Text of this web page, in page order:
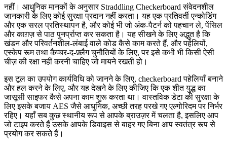
नहीं। आधुनिक मानकों के अनुसार Straddling Checkerboard संवेदनशील
जानकारी के लिए कोई सुरक्षा प्रदान नहीं करता। यह एक प्रतिवर्ती एन्कोडिंग
और एक सरल प्रतिस्थापन है, और कोई भी जो अंक-पैटर्न को पहचान ले, पेंसिल
और काग़ज़ से पाठ पुनर्प्राप्त कर सकता है। यह सीखने के लिए अद्भुत है कि
खंडन और परिवर्तनशील-लंबाई वाले कोड कैसे काम करते हैं, और पहेलियों,
एस्केप रूम तथा कैप्चर-द-फ़्लैग चुनौतियों के लिए, पर इसे कभी भी किसी ऐसी
चीज़ की रक्षा नहीं करनी चाहिए जो मायने रखती हो।
इस टूल का उपयोग कार्यविधि को जानने के लिए, checkerboard पहेलियाँ बनाने
और हल करने के लिए, और यह देखने के लिए कीजिए कि एक शीत युद्ध का
जासूसी साइफर कैसे अपना काम शुरू करता था। वास्तविक डेटा की सुरक्षा के
लिए इसके बजाय AES जैसे आधुनिक, अच्छी तरह परखे गए एल्गोरिदम पर निर्भर
रहिए। यहाँ सब कुछ स्थानीय रूप से आपके ब्राउज़र में चलता है, इसलिए आप
जो टाइप करते हैं उसके आपके डिवाइस से बाहर गए बिना आप स्वतंत्र रूप से
प्रयोग कर सकते हैं।